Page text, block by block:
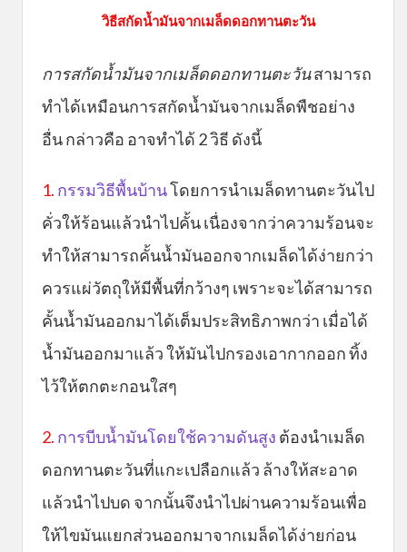
วิธีสกัดน้ำมันจากเมล็ดดอกทานตะวัน
การสกัดน้ำมันจากเมล็ดดอกทานตะวันสามารถ
ทำได้เหมือนการสกัดน้ำมันจากเมล็ดพืชอย่าง
อื่น กล่าวคือ อาจทำได้ 2 วิธี ดังนี้
1. กรรมวิธีพื้นบ้านโดยการนำเมล็ดทานตะวันไป
คั่วให้ร้อนแล้วนำไปคั้น เนื่องจากว่าความร้อนจะ
ทำให้สามารถคั้นน้ำมันออกจากเมล็ดได้ง่ายกว่า
ควรแผ่วัตถุให้มีพื้นที่กว้างๆ เพราะจะได้สามารถ
คั้นน้ำมันออกมาได้เต็มประสิทธิภาพกว่า เมื่อได้
น้ำมันออกมาแล้ว ให้มันไปกรองเอากากออก ทิ้ง
ไว้ให้ตกตะกอนใสๆ
2. การบีบน้ำมันโดยใช้ความดันสูง ต้องนำเมล็ด
ดอกทานตะวันที่แกะเปลือกแล้ว ล้างให้สะอาด
แล้วนำไปบด จากนั้นจึงนำไปผ่านความร้อนเพื่อ
ให้ไขมันแยกส่วนออกมาจากเมล็ดได้ง่ายก่อน